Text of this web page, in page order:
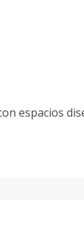
espacios